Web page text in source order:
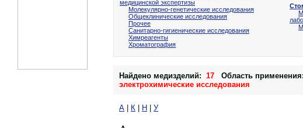
медицинской экспертизы
Молекулярно-генетические исследования
Общеклинические исследования
Прочее
Санитарно-гигиенические исследования
Химреагенты
Хроматография
Найдено медизделий: 17 Область применения:
электрохимические исследования
А К Н У